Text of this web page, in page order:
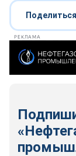
Поделиться
РЕКЛАМА